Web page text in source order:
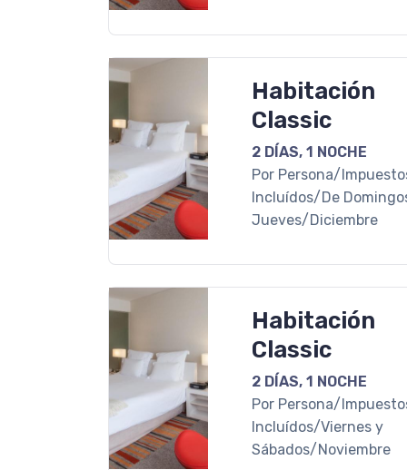
Habitación
Classic
2 DÍAS, 1 NOCHE
Por Persona/
Incluídos/De
Jueves/Diciembre
Habitación
Classic
2 DÍAS, 1 NOCHE
Por Persona/
Incluídos/Viernes y
Sábados/Noviembre